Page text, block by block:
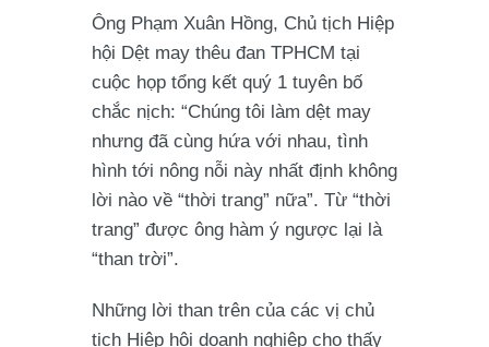
Ông Phạm Xuân Hồng, Chủ tịch Hiệp
hội Dệt may thêu đan TPHCM tại
cuộc họp tổng kết quý 1 tuyên bố
chắc nịch: “Chúng tôi làm dệt may
nhưng đã cùng hứa với nhau, tình
hình tới nông nỗi này nhất định không
lời nào về “thời trang” nữa”. Từ “thời
trang” được ông hàm ý ngược lại là
“than trời”.
Những lời than trên của các vị chủ
tịch Hiệp hội doanh nghiệp cho thấy